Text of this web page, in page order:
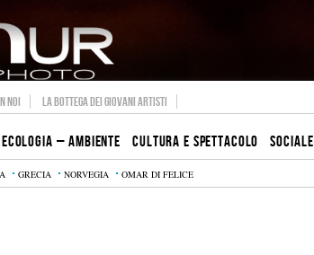
NOI LA BOTTEGA DEI GIOVANI ARTISTI
ECOLOGIA – AMBIENTE CULTURA E SPETTACOLO SOCIALE
GRECIA NORVEGIA OMAR DI FELICE